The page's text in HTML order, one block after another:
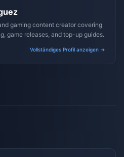
gaming content creator covering
game releases, and top-up guides.
Vollständiges Profil anzeigen →